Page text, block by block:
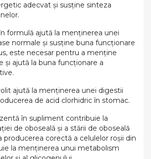
adecvat și susține sinteza
formulă ajută la menținerea unei
normale și susține buna funcționare
este necesar pentru a menține
și ajută la buna funcționare a
ajută la menținerea unei digestii
de acid clorhidric în stomac.
în supliment contribuie la
de oboseală și a stării de oboseală
producerea corectă a celulelor roșii din
la menținerea unui metabolism